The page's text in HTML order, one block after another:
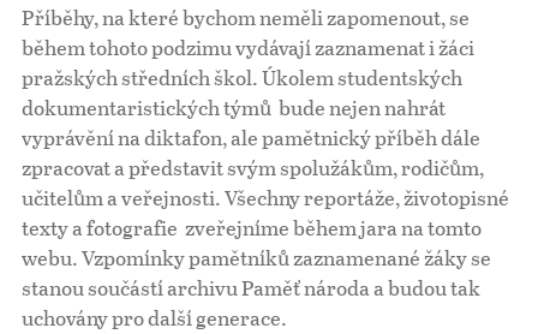
Místa
O projektu
Pro města
Pro školy
Příběhy našich sousedů
Příběhy, na které bychom neměli zapomenout, se
během tohoto podzimu vydávají zaznamenat i žáci
pražských středních škol. Úkolem studentských
dokumentaristických týmů bude nejen nahrát
vyprávění na diktafon, ale pamětnický příběh dále
zpracovat a představit svým spolužákům, rodičům,
učitelům a veřejnosti. Všechny reportáže, životopisné
texty a fotografie zveřejníme během jara na tomto
webu. Vzpomínky pamětníků zaznamenané žáky se
stanou součástí archivu Paměť národa a budou tak
uchovány pro další generace.